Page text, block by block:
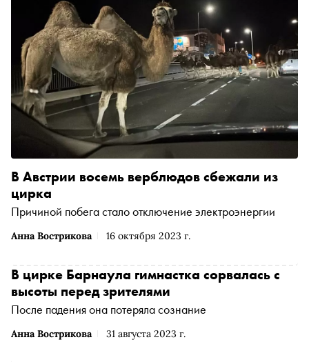
Анна Вострикова 16 октября 2023 г.
В Австрии восемь верблюдов сбежали из
цирка
Причиной побега стало отключение электроэнергии
Анна Вострикова 31 августа 2023 г.
В цирке Барнаула гимнастка сорвалась с
высоты перед зрителями
После падения она потеряла сознание